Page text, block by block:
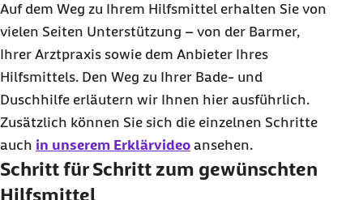
Auf dem Weg zu Ihrem Hilfsmittel erhalten Sie von
vielen Seiten Unterstützung – von der Barmer,
Ihrer Arztpraxis sowie dem Anbieter Ihres
Hilfsmittels. Den Weg zu Ihrer Bade- und
Duschhilfe erläutern wir Ihnen hier ausführlich.
Zusätzlich können Sie sich die einzelnen Schritte
auch in unserem Erklärvideo ansehen.
Schritt für Schritt zum gewünschten
Hilfsmittel